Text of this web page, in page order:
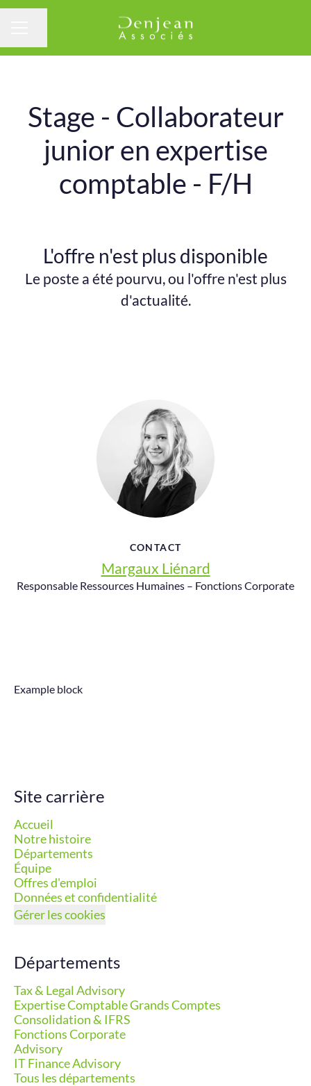
Stage - Collaborateur
junior en expertise
comptable - F/H
L'offre n'est plus disponible
Le poste a été pourvu, ou l'offre n'est plus
d'actualité.
CONTACT
Margaux Liénard
Responsable Ressources Humaines – Fonctions Corporate
Example block
Site carrière
Accueil
Notre histoire
Départements
Équipe
Offres d'emploi
Données et confidentialité
Gérer les cookies
Départements
Tax & Legal Advisory
Expertise Comptable Grands Comptes
Consolidation & IFRS
Fonctions Corporate
Advisory
IT Finance Advisory
Tous les départements